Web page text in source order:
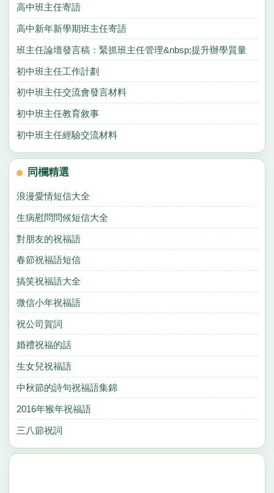
高中班主任寄語
高中新年新學期班主任寄語
班主任論壇發言稿：緊抓班主任管理&nbsp;提升辦學質量
初中班主任工作計劃
初中班主任交流會發言材料
初中班主任教育敘事
初中班主任經驗交流材料
同欄精選
浪漫愛情短信大全
生病慰問問候短信大全
對朋友的祝福語
春節祝福語短信
搞笑祝福語大全
微信小年祝福語
祝公司賀詞
婚禮祝福的話
生女兒祝福語
中秋節的詩句祝福語集錦
2016年猴年祝福語
三八節祝詞